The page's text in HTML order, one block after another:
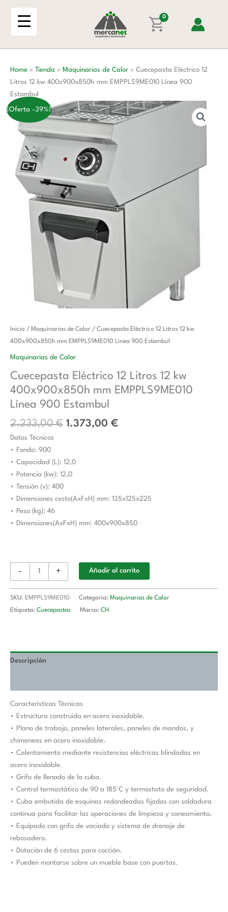
0
Home » Tienda » Maquinarias de Calor » Cuecepasta Eléctrico 12
Litros 12 kw 400x900x850h mm EMPPLS9ME010 Línea 900
Estambul
¡Oferta -39%!
Inicio / Maquinarias de Calor / Cuecepasta Eléctrico 12 Litros 12 kw
400x900x850h mm EMPPLS9ME010 Línea 900 Estambul
Maquinarias de Calor
Cuecepasta Eléctrico 12 Litros 12 kw
400x900x850h mm EMPPLS9ME010
Línea 900 Estambul
2.233,00€
El
precio
original
2.233,00 €.
1.373,00 €
El
precio
1.373,00 €.
Datos Técnicos
• Fondo: 900
• Capacidad (L): 12,0
• Potencia (kw): 12,0
• Tensión (v): 400
• Dimensiones cesto(AxFxH) mm: 135x125x225
• Peso (kg): 46
• Dimensiones(AxFxH) mm: 400x900x850
-
Cuecepasta
Eléctrico
12
12
kw
400x900x850h
EMPPLS9ME010
Línea
900
Estambul
cantidad
+ Añadir al carrito
SKU: EMPPLS9ME010 Categoría: Maquinarias de Calor
Etiqueta: Cuecepastas Marca: CH
Descripción
Características Técnicas
• Estructura construida en acero inoxidable.
• Plano de trabajo, paneles laterales, paneles de mandos, y
chimeneas en acero inoxidable.
• Calentamiento mediante resistencias eléctricas blindadas en
acero inoxidable.
• Grifo de llenado de la cuba.
• Control termostático de 90 a 185°C y termostato de seguridad.
• Cuba embutida de esquinas redondeadas fijadas con soldadura
continua para facilitar las operaciones de limpieza y saneamiento.
• Equipado con grifo de vaciado y sistema de drenaje de
rebosadero.
• Dotación de 6 cestas para cocción.
• Pueden montarse sobre un mueble base con puertas.
kw
400x900x850h
EMPPLS9ME010
Línea
900
Estambul
cantidad